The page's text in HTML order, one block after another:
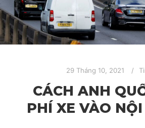
29 Tháng 10, 2021
CÁCH ANH
PHÍ XE VÀO